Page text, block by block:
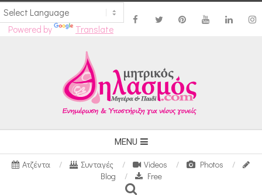
Powered by Translate
Navigation
Menu
MENU
Ατζέντα Συνταγές Videos
Photos
Blog
Free
Search